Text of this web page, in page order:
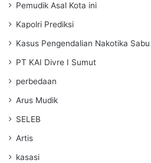
Pemudik Asal Kota ini
Kapolri Prediksi
Kasus Pengendalian Nakotika
PT KAI Divre I Sumut
perbedaan
Arus Mudik
SELEB
Artis
kasasi